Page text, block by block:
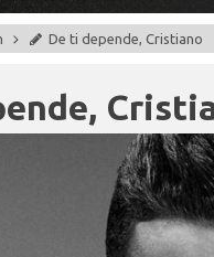
De ti depende, Cristiano